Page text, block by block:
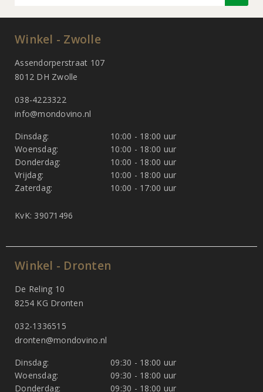
Winkel - Zwolle
Assendorperstraat 107
8012 DH Zwolle
038-4223322
info@mondovino.nl
Dinsdag:
10:00 - 18:00 uur
Woensdag:
10:00 - 18:00 uur
Donderdag:
10:00 - 18:00 uur
Vrijdag:
10:00 - 18:00 uur
Zaterdag:
10:00 - 17:00 uur
KvK: 39071496
Winkel - Dronten
De Reling 10
8254 KG Dronten
032-1336515
dronten@mondovino.nl
Dinsdag:
09:30 - 18:00 uur
Woensdag:
09:30 - 18:00 uur
Donderdag:
09:30 - 18:00 uur